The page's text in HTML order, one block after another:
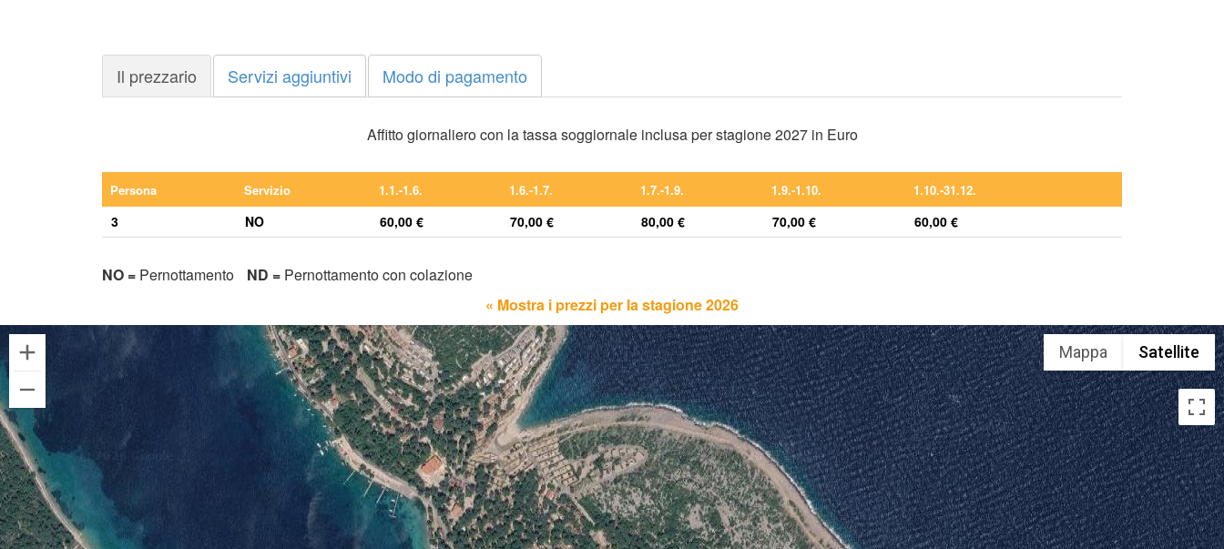
Il prezzario Servizi aggiuntivi Modo di pagamento
Affitto giornaliero con la tassa soggiornale inclusa per stagione 2027 in Euro
Persona Servizio 1.1.-1.6. 1.6.-1.7. 1.7.-1.9. 1.9.-1.10. 1.10.-31.12.
3 NO 60,00 € 70,00 € 80,00 € 70,00 € 60,00 €
NO = Pernottamento ND = Pernottamento con colazione
« Mostra i prezzi per la stagione 2026
Mappa Satellite